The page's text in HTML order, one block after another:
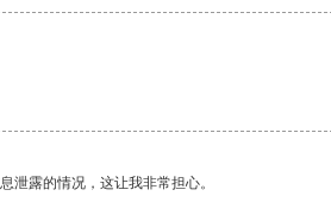
露的情况，这让我非常担心。